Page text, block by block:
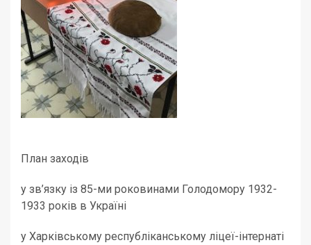
План заходів
у зв’язку із 85-ми роковинами Голодомору 1932-
1933 років в Україні
у Харківському республіканському ліцеї-інтернаті